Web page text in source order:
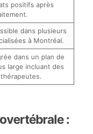
positifs après
dans plusieurs
à Montréal.
dans un plan de
large incluant des
: